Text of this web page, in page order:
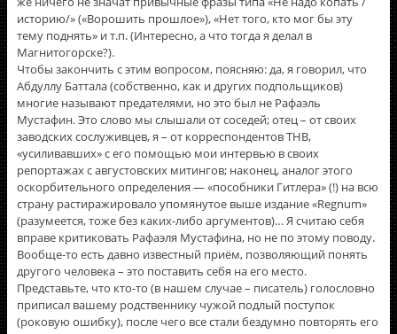
историю/» («Ворошить прошлое»), «Нет того, кто мог бы эту
тему поднять» и т.п. (Интересно, а что тогда я делал в
Магнитогорске?).
Чтобы закончить с этим вопросом, поясняю: да, я говорил, что
Абдуллу Баттала (собственно, как и других подпольщиков)
многие называют предателями, но это был не Рафаэль
Мустафин. Это слово мы слышали от соседей; отец – от своих
заводских сослуживцев, я – от корреспондентов ТНВ,
«усиливавших» с его помощью мои интервью в своих
репортажах с августовских митингов; наконец, аналог этого
оскорбительного определения — «пособники Гитлера» (!) на всю
страну растиражировало упомянутое выше издание «Regnum»
(разумеется, тоже без каких-либо аргументов)… Я считаю себя
вправе критиковать Рафаэля Мустафина, но не по этому поводу.
Вообще-то есть давно известный приём, позволяющий понять
другого человека – это поставить себя на его место.
Представьте, что кто-то (в нашем случае – писатель) голословно
приписал вашему родственнику чужой подлый поступок
(роковую ошибку), после чего все стали бездумно повторять его